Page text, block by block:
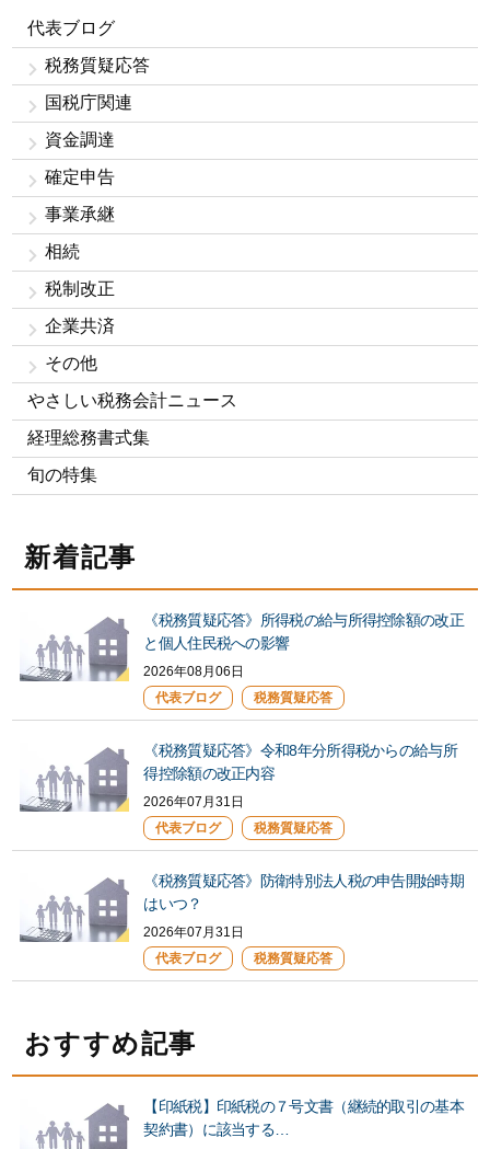
代表ブログ
税務質疑応答
国税庁関連
資金調達
確定申告
事業承継
相続
税制改正
企業共済
その他
やさしい税務会計ニュース
経理総務書式集
旬の特集
新着記事
《税務質疑応答》所得税の給与所得控除額の改正
と個人住民税への影響
2026年08月06日
代表ブログ
税務質疑応答
《税務質疑応答》令和8年分所得税からの給与所
得控除額の改正内容
2026年07月31日
代表ブログ
税務質疑応答
《税務質疑応答》防衛特別法人税の申告開始時期
はいつ？
2026年07月31日
代表ブログ
税務質疑応答
おすすめ記事
【印紙税】印紙税の７号文書（継続的取引の基本
契約書）に該当する…